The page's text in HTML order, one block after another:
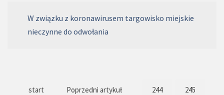
W związku z koronawirusem targowisko miejskie
nieczynne do odwołania
start Poprzedni artykuł 244 245